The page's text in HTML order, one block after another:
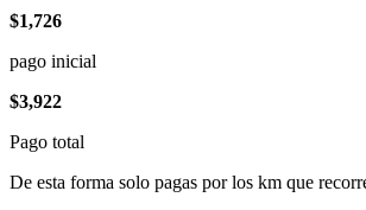
$1,726
pago inicial
$3,922
Pago total
De esta forma solo pagas por los km que